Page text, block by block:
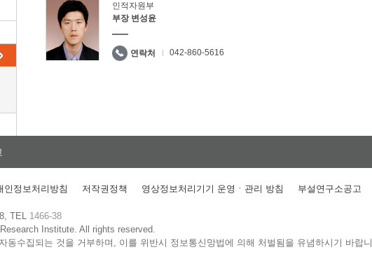
인적자원부
부장 변성윤
연락처 042-860-5616
인정보처리방침 저작권정책 영상정보처리기기 운영ㆍ관리 방침 부설연구소공고
TEL 1466-38
Institute.All rights reserved.
동수집되는 것을 거부하며, 이를 위반시 정보통신망법에 의해 처벌됨을 유념하시기 바랍